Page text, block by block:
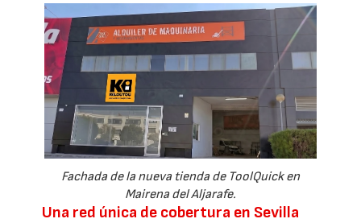
Fachada de la nueva tienda de ToolQuick en
Mairena del Aljarafe.
Una red única de cobertura en Sevilla